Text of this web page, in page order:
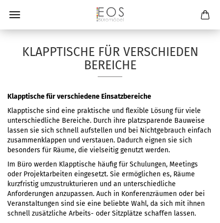
KLAPPTISCHE FÜR VERSCHIEDEN
BEREICHE
Klapptische für verschiedene Einsatzbereiche
Klapptische sind eine praktische und flexible Lösung für viele
unterschiedliche Bereiche. Durch ihre platzsparende Bauweise
lassen sie sich schnell aufstellen und bei Nichtgebrauch einfach
zusammenklappen und verstauen. Dadurch eignen sie sich
besonders für Räume, die vielseitig genutzt werden.
Im Büro werden Klapptische häufig für Schulungen, Meetings
oder Projektarbeiten eingesetzt. Sie ermöglichen es, Räume
kurzfristig umzustrukturieren und an unterschiedliche
Anforderungen anzupassen. Auch in Konferenzräumen oder bei
Veranstaltungen sind sie eine beliebte Wahl, da sich mit ihnen
schnell zusätzliche Arbeits- oder Sitzplätze schaffen lassen.